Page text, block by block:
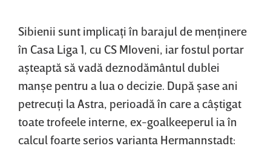
Sibienii sunt implicaţi în barajul de menţinere
în Casa Liga 1, cu CS MIoveni, iar fostul portar
aşteaptă să vadă deznodământul dublei
manşe pentru a lua o decizie. După şase ani
petrecuţi la Astra, perioadă în care a câştigat
toate trofeele interne, ex-goalkeeperul ia în
calcul foarte serios varianta Hermannstadt: